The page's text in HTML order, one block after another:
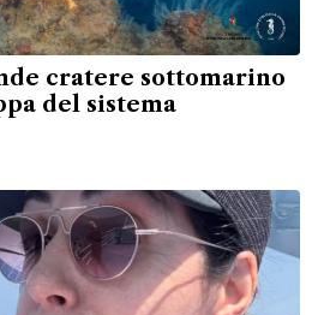
cratere sottomarino
del sistema